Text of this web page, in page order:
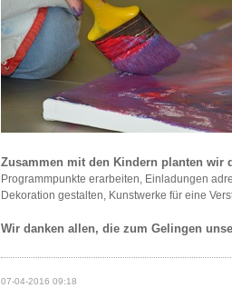
Zusammen mit den Kindern planten wir
Programmpunkte erarbeiten, Einladungen
Dekoration gestalten, Kunstwerke für eine
Wir danken allen, die zum Gelingen
07-04-2016 09:18